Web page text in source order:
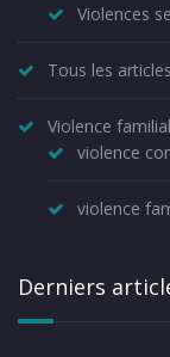
Violences
Tous les articles
Violence
violence
violence
Derniers